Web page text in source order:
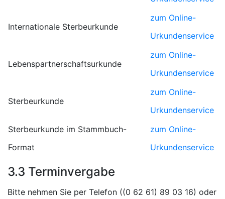
Internationale Sterbeurkunde
zum Online-
Urkundenservice
Lebenspartnerschaftsurkunde
zum Online-
Urkundenservice
Sterbeurkunde
zum Online-
Urkundenservice
Sterbeurkunde im Stammbuch-
Format
zum Online-
Urkundenservice
3.3 Terminvergabe
Bitte nehmen Sie per Telefon (
) oder